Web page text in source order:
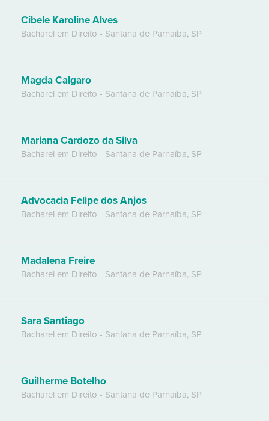
Cibele Karoline Alves
Bacharel em Direito - Santana de Parnaíba, SP
Magda Calgaro
Bacharel em Direito - Santana de Parnaíba, SP
Mariana Cardozo da Silva
Bacharel em Direito - Santana de Parnaíba, SP
Advocacia Felipe dos Anjos
Bacharel em Direito - Santana de Parnaíba, SP
Madalena Freire
Bacharel em Direito - Santana de Parnaíba, SP
Sara Santiago
Bacharel em Direito - Santana de Parnaíba, SP
Guilherme Botelho
Bacharel em Direito - Santana de Parnaíba, SP